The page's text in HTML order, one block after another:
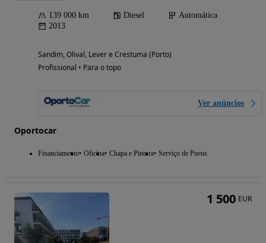
139 000 km Diesel
Automática
2013
Sandim, Olival, Lever e Crestuma (Porto)
Profissional • Para o topo
Ver anúncios
Oportocar
Financiamento Oficina Chapa e Pintura Serviço de Pneus
1 500 EUR